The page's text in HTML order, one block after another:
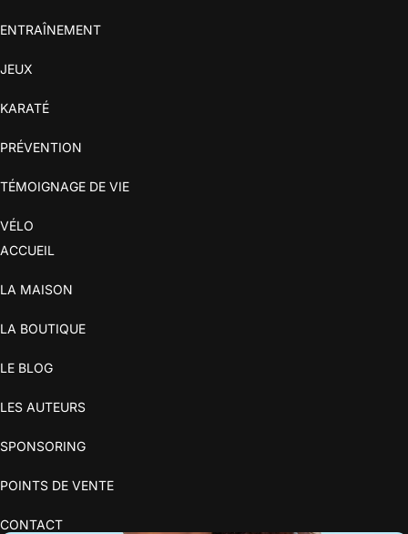
ENTRAÎNEMENT
JEUX
KARATÉ
PRÉVENTION
TÉMOIGNAGE DE VIE
VÉLO
ACCUEIL
LA MAISON
LA BOUTIQUE
LE BLOG
LES AUTEURS
SPONSORING
POINTS DE VENTE
CONTACT